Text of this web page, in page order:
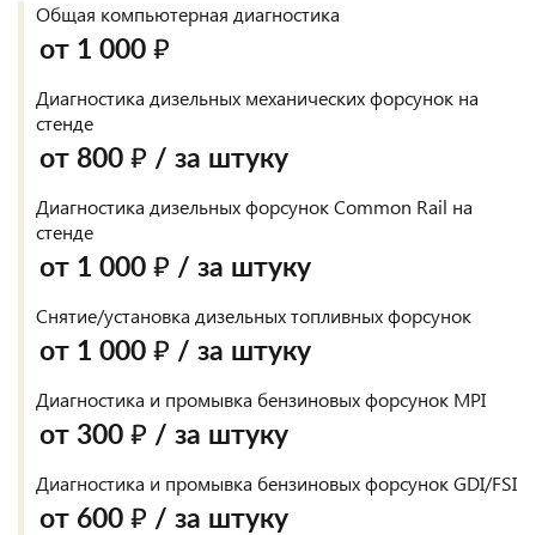
Общая компьютерная диагностика
от 1 000 ₽
Диагностика дизельных механических форсунок на
стенде
от 800 ₽ / за штуку
Диагностика дизельных форсунок Common Rail на
стенде
от 1 000 ₽ / за штуку
Снятие/установка дизельных топливных форсунок
от 1 000 ₽ / за штуку
Диагностика и промывка бензиновых форсунок MPI
от 300 ₽ / за штуку
Диагностика и промывка бензиновых форсунок GDI/FSI
от 600 ₽ / за штуку